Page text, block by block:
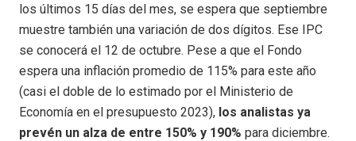
los últimos 15 días del mes, se espera que septiembre
muestre también una variación de dos dígitos. Ese IPC
se conocerá el 12 de octubre. Pese a que el Fondo
espera una inflación promedio de 115% para este año
(casi el doble de lo estimado por el Ministerio de
Economía en el presupuesto 2023), los analistas ya
prevén un alza de entre 150% y 190% para diciembre.